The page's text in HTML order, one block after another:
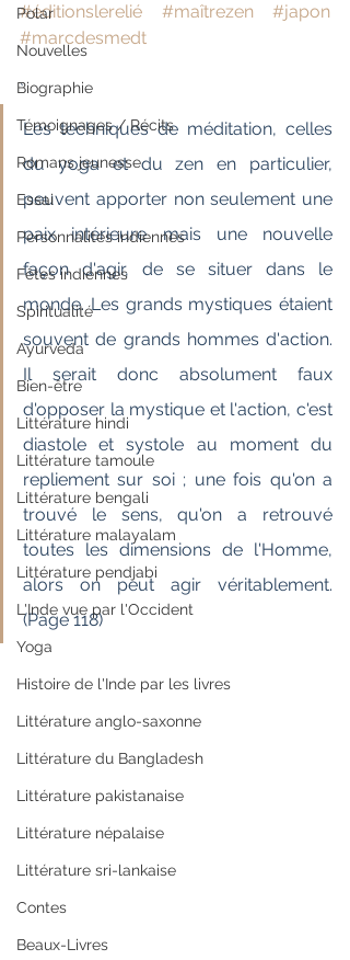
Polar
Nouvelles
Biographie
Témoignages / Récits
Romans jeunesse
Essai
Personnalités indiennes
Fêtes indiennes
Spiritualité
Ayurveda
Bien-être
Littérature hindi
Littérature tamoule
Littérature bengali
Littérature malayalam
Littérature pendjabi
L'Inde vue par l'Occident
Yoga
Histoire de l'Inde par les livres
Littérature anglo-saxonne
Littérature du Bangladesh
Littérature pakistanaise
Littérature népalaise
Littérature sri-lankaise
Contes
Beaux-Livres
#éditionslerelié
#maîtrezen
#japon
#marcdesmedt
`
Les techniques de méditation, celles
du yoga et du zen en particulier,
peuvent apporter non seulement une
paix intérieure mais une nouvelle
façon d'agir, de se situer dans le
monde. Les grands mystiques étaient
souvent de grands hommes d'action.
Il serait donc absolument faux
d'opposer la mystique et l'action, c'est
diastole et systole au moment du
repliement sur soi ; une fois qu'on a
trouvé le sens, qu'on a retrouvé
toutes les dimensions de l'Homme,
alors on peut agir véritablement.
(Page 118)